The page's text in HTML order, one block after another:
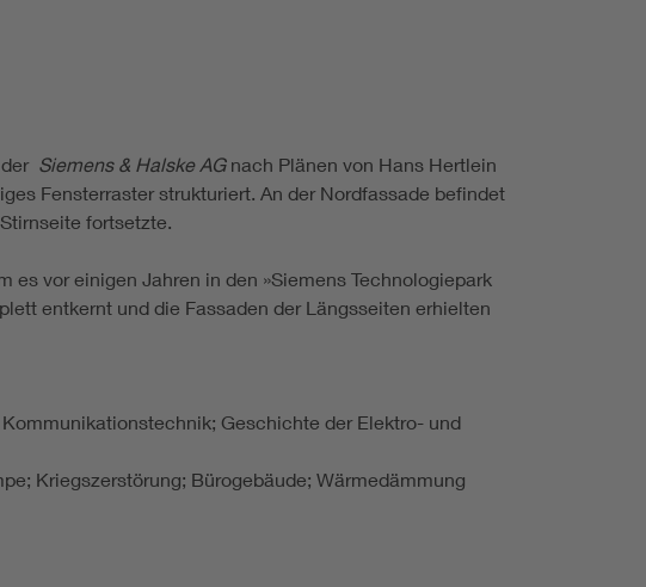
Siemens & Halske AGnach Plänen von Hans Hertlein
Fensterraster strukturiert. An der Nordfassade befindet
fortsetzte.
vor einigen Jahren in den »Siemens Technologiepark
entkernt und die Fassaden der Längsseiten erhielten
Geschichte der Elektro- und
Kriegszerstörung; Bürogebäude; Wärmedämmung